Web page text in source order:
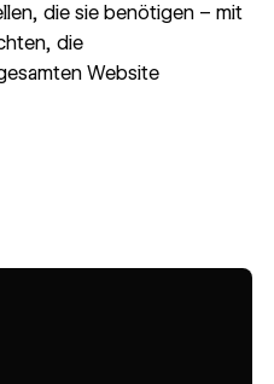
die sie benötigen – mit
die
Website